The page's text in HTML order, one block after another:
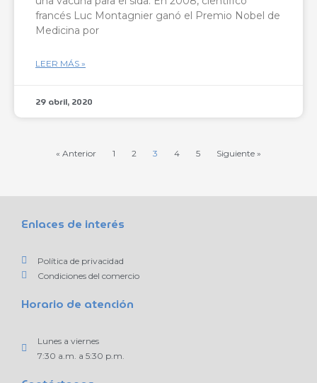
francés Luc Montagnier ganó el Premio Nobel de
Medicina por
LEER MÁS »
29 abril, 2020
« Anterior 1 2 3 4 5 Siguiente »
Enlaces de interés
Política de privacidad
Condiciones del comercio
Horario de atención
Lunes a viernes
7:30 a.m. a 5:30 p.m.